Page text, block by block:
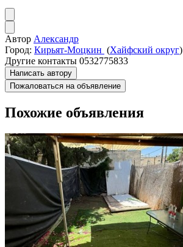
Автор Александр
Город: Кирьят-Моцкин (Хайфский округ)
Другие контакты 0532775833
Написать автору
Пожаловаться на объявление
Похожие объявления